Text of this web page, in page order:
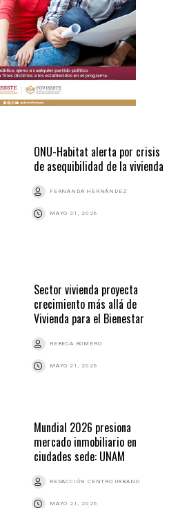
ONU-Habitat alerta por crisis
de asequibilidad de la vivienda
FERNANDA HERNÁNDEZ
MAYO 21, 2026
Sector vivienda proyecta
crecimiento más allá de
Vivienda para el Bienestar
REBECA ROMERO
MAYO 21, 2026
Mundial 2026 presiona
mercado inmobiliario en
ciudades sede: UNAM
REDACCIÓN CENTRO URBANO
MAYO 21, 2026